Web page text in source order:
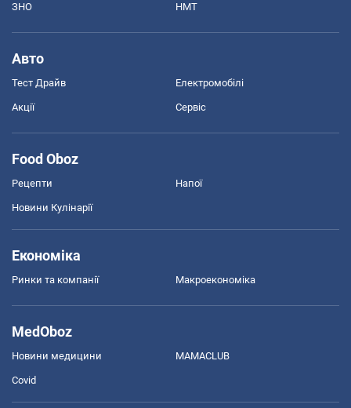
ЗНО НМТ
Авто
Тест Драйв Електромобілі
Акції Сервіс
Food Oboz
Рецепти Напої
Новини Кулінарії
Економіка
Ринки та компанії Макроекономіка
MedOboz
Новини медицини MAMACLUB
Covid